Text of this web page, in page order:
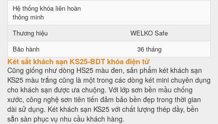
Hệ thống khóa liên hoàn
thông minh
Thương hiệu
WELKO Safe
Bảo hành
36 tháng
Két sắt khách sạn KS25-BDT khóa điện tử
Cũng giống như dòng HS25 màu đen, sản phẩm két khách sạn
KS25 màu trắng cũng là một trong các dòng két mini chuyên dụng
cho khách sạn được ưa chuộng. Với lớp sơn bền mầu chống
xước, công nghệ sơn tiên tiến đảm bảo bền đẹp trong thời gian
dài sử dụng. Két khách sạn KS25 với chất lượng thép dầy, bền
sẵn sàn phục vụ nhu cầu khách hàng.